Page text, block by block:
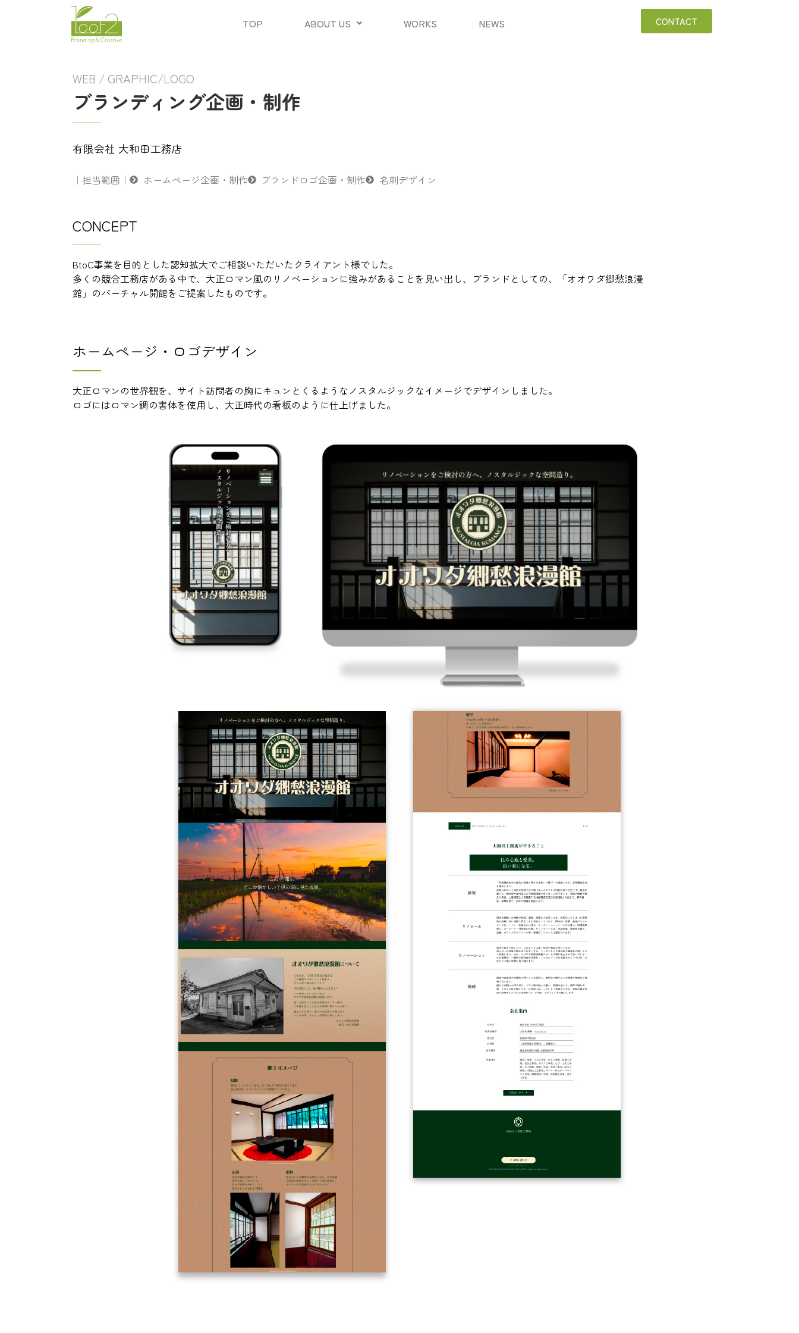
TOP ABOUT US WORKS NEWS CONTACT
WEB / GRAPHIC/LOGO
ブランディング企画・制作
有限会社 大和田工務店
｜担当範囲｜ ホームページ企画・制作 ブランドロゴ企画・制作 名刺デザイン
CONCEPT
BtoC事業を目的とした認知拡大でご相談いただいたクライアント様でした。
多くの競合工務店がある中で、大正ロマン風のリノベーションに強みがあることを見い出し、ブランドとしての、「オオワダ郷愁浪漫
館」のバーチャル開館をご提案したものです。
ホームページ・ロゴデザイン
大正ロマンの世界観を、サイト訪問者の胸にキュンとくるようなノスタルジックなイメージでデザインしました。
ロゴにはロマン調の書体を使用し、大正時代の看板のように仕上げました。